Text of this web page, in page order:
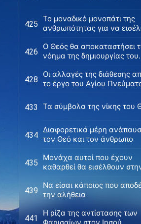
425
Το μοναδικό μονοπάτι της
ανθρωπότητας για να
426
Ο Θεός θα αποκαταστήσει
νόημα της δημιουργίας του
428
Οι αλλαγές της διάθεσης
το έργο του Αγίου
433 Τα σύμβολα της νίκης του
434
Διαφορετικά μέρη
τον Θεό και τον άνθρωπο
435
Μονάχα αυτοί που έχουν
καθαρθεί θα εισέλθουν
439
Να είσαι κάποιος που
την αλήθεια
441
Η ρίζα της αντίστασης των